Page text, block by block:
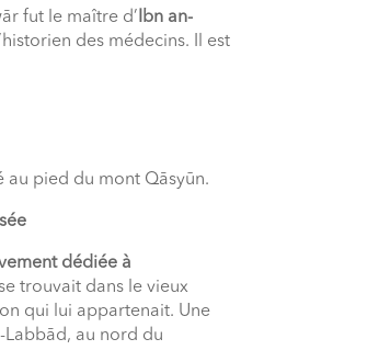
fut le maître d’ Ibn an-
des médecins. Il est
au pied du mont Qāsyūn.
dédiée à
trouvait dans le vieux
qui lui appartenait. Une
Labbād, au nord du